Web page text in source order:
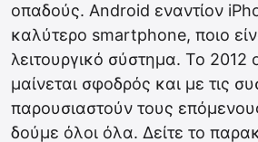
οπαδούς. Android εναντίον
καλύτερο smartphone, ποιο
λειτουργικό σύστημα. Το 2012
μαίνεται σφοδρός και με τις
παρουσιαστούν τους
δούμε όλοι όλα. Δείτε το